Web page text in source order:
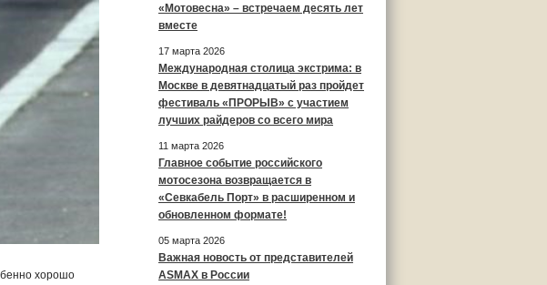
хорошо
«Мотовесна» – встречаем десять лет
вместе
17 марта 2026
Международная столица экстрима: в
Москве в девятнадцатый раз пройдет
фестиваль «ПРОРЫВ» с участием
лучших райдеров со всего мира
11 марта 2026
Главное событие российского
мотосезона возвращается в
«Севкабель Порт» в расширенном и
обновленном формате!
05 марта 2026
Важная новость от представителей
ASMAX в России